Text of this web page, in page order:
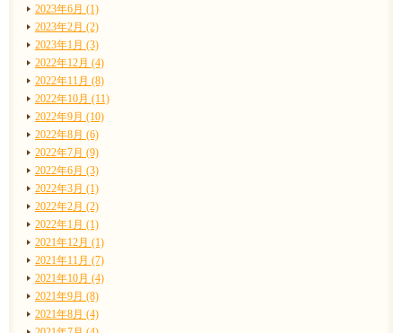
2023年6月 (1)
2023年2月 (2)
2023年1月 (3)
2022年12月 (4)
2022年11月 (8)
2022年10月 (11)
2022年9月 (10)
2022年8月 (6)
2022年7月 (9)
2022年6月 (3)
2022年3月 (1)
2022年2月 (2)
2022年1月 (1)
2021年12月 (1)
2021年11月 (7)
2021年10月 (4)
2021年9月 (8)
2021年8月 (4)